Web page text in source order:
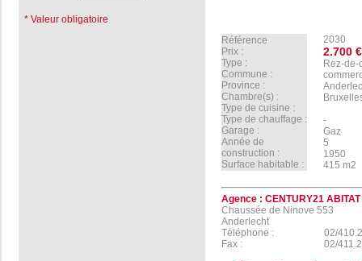
* Valeur obligatoire
Référence
Prix :
Type :
Commune :
Province :
Chambre(s) :
Type de cuisine :
Type de chauffage :
Garage :
Année de
construction :
Surface habitable :
2030
2.700 €
Rez-de-
-
Gaz
5
1950
415 m2
Agence : CENTURY21 ABITAT
Chaussée de Ninove 553
Anderlecht
Téléphone :
02/
Fax :
02/